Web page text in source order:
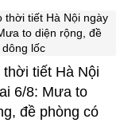
thời tiết Hà Nội
6/8: Mưa to
đề phòng có